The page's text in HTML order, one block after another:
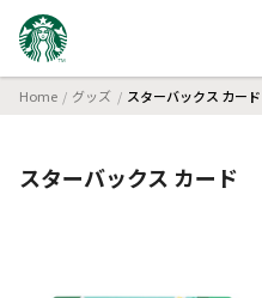
Home グッズ スターバックス カード
スターバックス カード